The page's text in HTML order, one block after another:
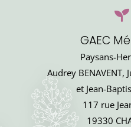
GAEC
Paysans-
Audrey BENAVENT,
et Jean-
117 rue
19330